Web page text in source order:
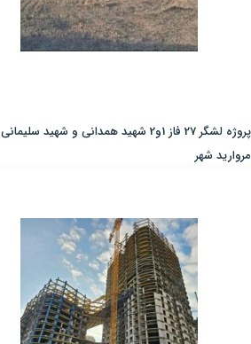
پروژه لشگر 27 فاز 1و2 شهید همدانی و شهید سلیمانی
مروارید شهر